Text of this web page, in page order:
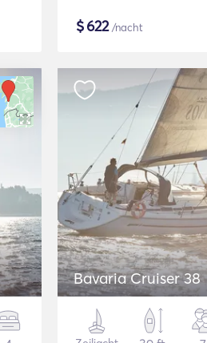
$622/nacht
Bavaria Cruiser 38